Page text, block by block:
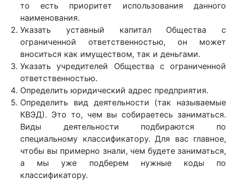
то есть приоритет использования данного
наименования.
Указать уставный капитал Общества с
ограниченной ответственностью, он может
вноситься как имуществом, так и деньгами.
Указать учредителей Общества с ограниченной
ответственностью.
Определить юридический адрес предприятия.
Определить вид деятельности (так называемые
КВЭД). Это то, чем вы собираетесь заниматься.
Виды деятельности подбираются по
специальному классификатору. Для вас главное,
чтобы вы примерно знали, чем будете заниматься,
а мы уже подберем нужные коды по
классификатору.